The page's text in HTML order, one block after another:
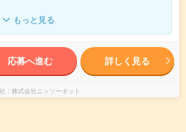
もっと見る
応募へ進む 詳しく見る
株式会社ニッソーネット